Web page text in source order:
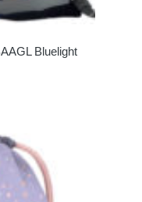
Bluelight